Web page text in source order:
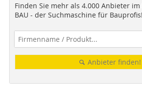
Finden Sie mehr als 4.000 Anbieter im
BAU - der Suchmaschine für Bauprofis!
Anbieter finden!